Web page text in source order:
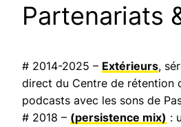
Partenariats
# 2014-2025 – Extérieurs,
direct du Centre de rétention
podcasts avec les sons de
# 2018 – (persistence mix) :